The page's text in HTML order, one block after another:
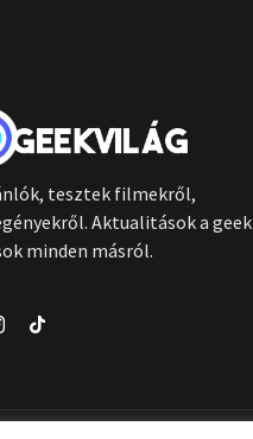
tesztek filmekről,
Aktualitások a geek
minden másról.